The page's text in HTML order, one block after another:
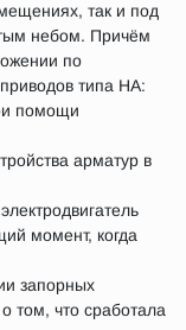
так и под
небом. Причём
по
типа НА:
помощи
арматур в
момент, когда
запорных
том, что сработала